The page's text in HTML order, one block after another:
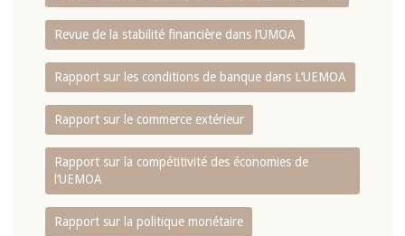
Revue de la stabilité financière dans l‘UMOA
Rapport sur les conditions de banque dans L‘UEMOA
Rapport sur le commerce extérieur
Rapport sur la compétitivité des économies de
l‘UEMOA
Rapport sur la politique monétaire